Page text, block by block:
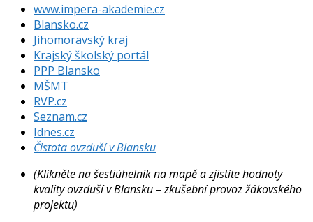
www.impera-akademie.cz
Blansko.cz
Jihomoravský kraj
Krajský školský portál
PPP Blansko
MŠMT
RVP.cz
Seznam.cz
Idnes.cz
Čistota ovzduší v Blansku
(Klikněte na šestiúhelník na mapě a zjistíte hodnoty
kvality ovzduší v Blansku – zkušební provoz žákovského
projektu)